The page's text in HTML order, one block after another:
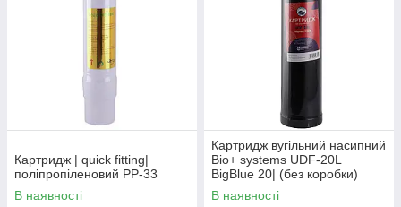
Картридж | quick fitting|
поліпропіленовий PP-33
В наявності
Картридж вугільний насипний
Bio+ systems UDF-20L
BigBlue 20| (без коробки)
В наявності